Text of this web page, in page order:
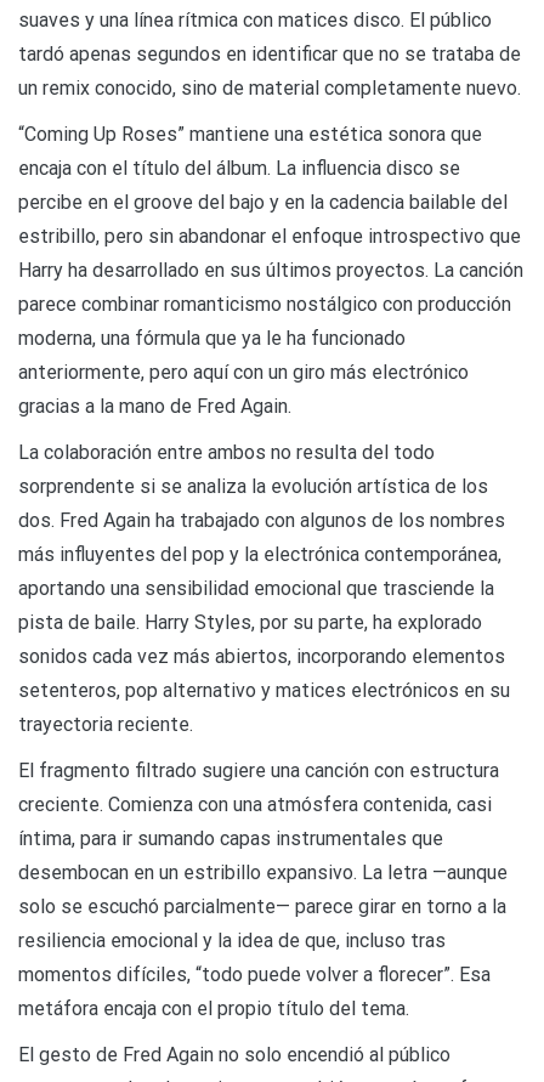
suaves y una línea rítmica con matices disco. El público
tardó apenas segundos en identificar que no se trataba de
un remix conocido, sino de material completamente nuevo.
“Coming Up Roses” mantiene una estética sonora que
encaja con el título del álbum. La influencia disco se
percibe en el groove del bajo y en la cadencia bailable del
estribillo, pero sin abandonar el enfoque introspectivo que
Harry ha desarrollado en sus últimos proyectos. La canción
parece combinar romanticismo nostálgico con producción
moderna, una fórmula que ya le ha funcionado
anteriormente, pero aquí con un giro más electrónico
gracias a la mano de Fred Again.
La colaboración entre ambos no resulta del todo
sorprendente si se analiza la evolución artística de los
dos. Fred Again ha trabajado con algunos de los nombres
más influyentes del pop y la electrónica contemporánea,
aportando una sensibilidad emocional que trasciende la
pista de baile. Harry Styles, por su parte, ha explorado
sonidos cada vez más abiertos, incorporando elementos
setenteros, pop alternativo y matices electrónicos en su
trayectoria reciente.
El fragmento filtrado sugiere una canción con estructura
creciente. Comienza con una atmósfera contenida, casi
íntima, para ir sumando capas instrumentales que
desembocan en un estribillo expansivo. La letra —aunque
solo se escuchó parcialmente— parece girar en torno a la
resiliencia emocional y la idea de que, incluso tras
momentos difíciles, “todo puede volver a florecer”. Esa
metáfora encaja con el propio título del tema.
El gesto de Fred Again no solo encendió al público